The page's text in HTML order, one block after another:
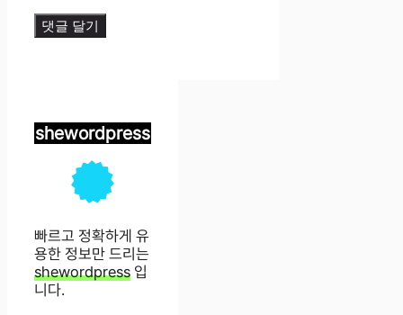
shewordpress
빠르고 정확하게 유
용한 정보만 드리는
shewordpress 입
니다.